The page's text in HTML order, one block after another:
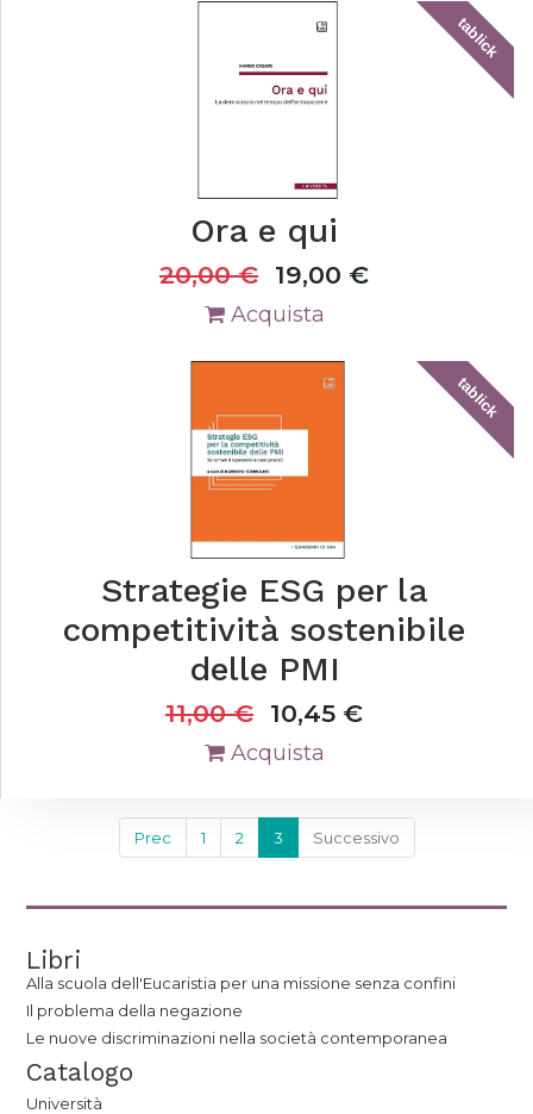
tablick
Ora e qui
20,00€ 19,00 €
Acquista
tablick
Strategie ESG per la
competitività sostenibile
delle PMI
11,00€ 10,45 €
Acquista
Prec 1 2 3 Successivo
Libri
Alla scuola dell'Eucaristia per una missione senza confini
Il problema della negazione
Le nuove discriminazioni nella società contemporanea
Catalogo
Università